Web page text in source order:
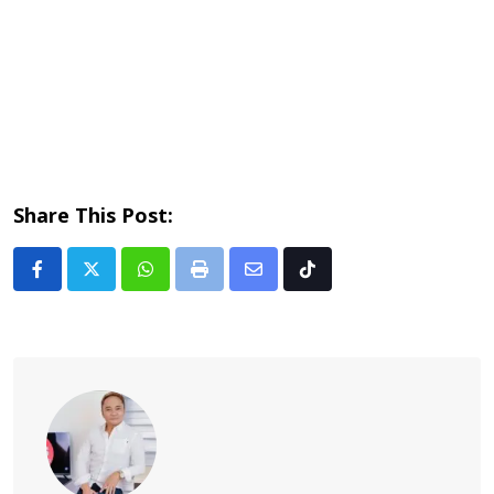
Share This Post:
Whatsapp
Print
Share Tiktok